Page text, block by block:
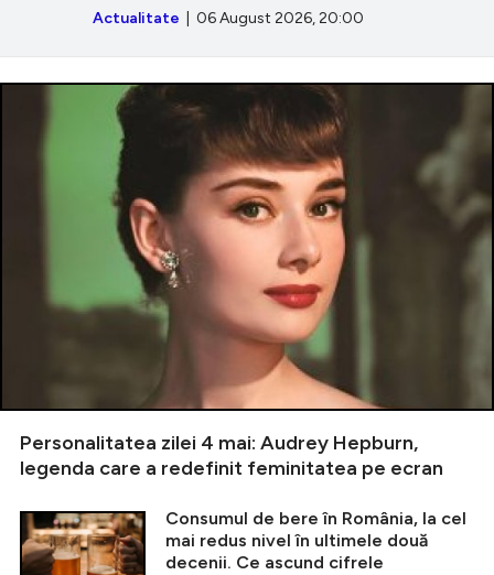
Actualitate | 06 August 2026, 20:00
Personalitatea zilei 4 mai: Audrey Hepburn,
legenda care a redefinit feminitatea pe ecran
Consumul de bere în România, la cel
mai redus nivel în ultimele două
decenii. Ce ascund cifrele